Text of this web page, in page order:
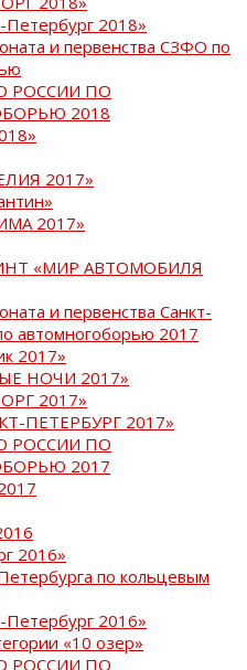
Петербург 2018»
и первенства СЗФО по
РОССИИ ПО
2018
2017»
2017»
«МИР АВТОМОБИЛЯ
и первенства Санкт-
автомногоборью 2017
2017»
НОЧИ 2017»
2017»
ПЕТЕРБУРГ 2017»
РОССИИ ПО
2017
2016»
по кольцевым
Петербург 2016»
«10 озер»
РОССИИ ПО